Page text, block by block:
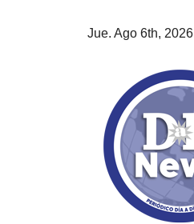
Jue. Ago 6th, 2026